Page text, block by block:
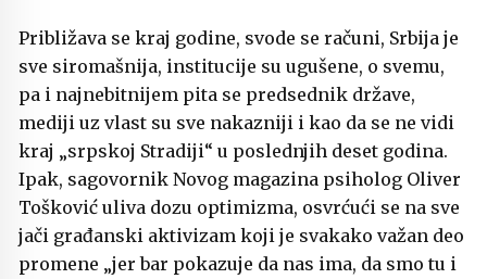
Približava se kraj godine, svode se računi, Srbija je
sve siromašnija, institucije su ugušene, o svemu,
pa i najnebitnijem pita se predsednik države,
mediji uz vlast su sve nakazniji i kao da se ne vidi
kraj „srpskoj Stradiji“ u poslednjih deset godina.
Ipak, sagovornik Novog magazina psiholog Oliver
Tošković uliva dozu optimizma, osvrćući se na sve
jači građanski aktivizam koji je svakako važan deo
promene „jer bar pokazuje da nas ima, da smo tu i